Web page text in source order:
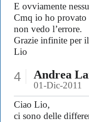
E ovviamente
Cmq io ho provato
non vedo l’errore.
Grazie infinite per
Lio
Andrea
01-Dic-2011
4
Ciao Lio,
ci sono delle